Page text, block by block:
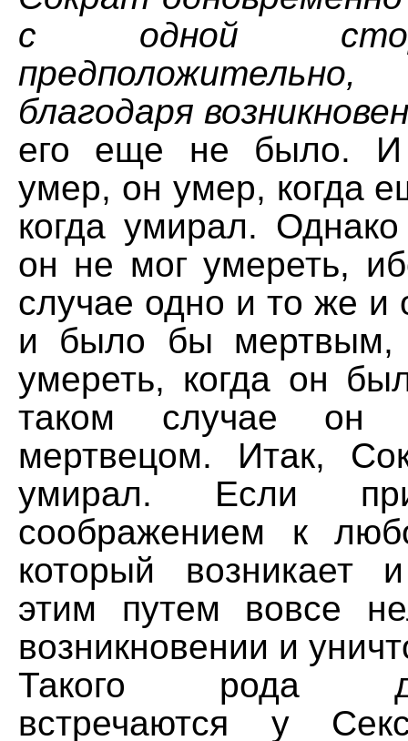
с одной
предположительно,
благодаря
его еще не было. И
умер, он умер, когда
когда умирал.
он не мог умереть,
случае одно и то же и
и было бы
умереть, когда он
таком случае он
мертвецом. Итак,
умирал. Если
соображением к
который возникает
этим путем вовсе
возникновении и
Такого рода
встречаются у